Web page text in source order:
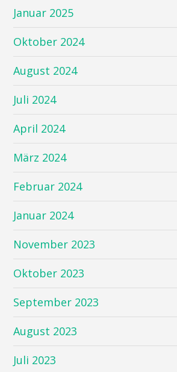
Januar 2025
Oktober 2024
August 2024
Juli 2024
April 2024
März 2024
Februar 2024
Januar 2024
November 2023
Oktober 2023
September 2023
August 2023
Juli 2023